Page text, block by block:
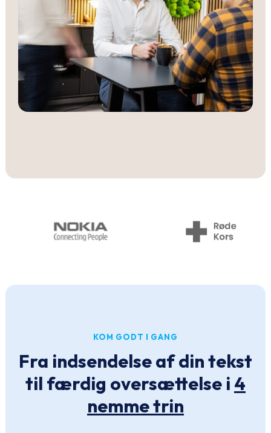
KOM GODT I GANG
Fra indsendelse af din tekst
til færdig oversættelse i 4
nemme trin